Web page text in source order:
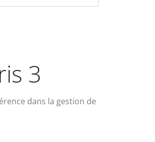
3
dans la gestion de